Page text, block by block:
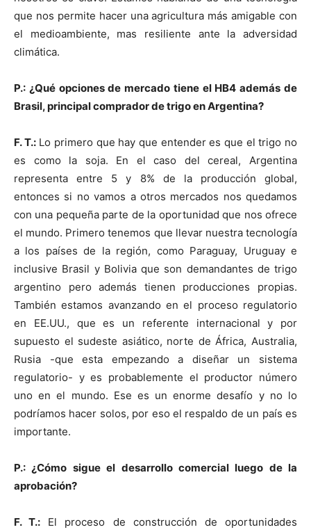
que nos permite hacer una agricultura más amigable con
el medioambiente, mas resiliente ante la adversidad
climática.
P.: ¿Qué opciones de mercado tiene el HB4 además de
Brasil, principal comprador de trigo en Argentina?
F. T.:Lo primero que hay que entender es que el trigo no
es como la soja. En el caso del cereal, Argentina
representa entre 5 y 8% de la producción global,
entonces si no vamos a otros mercados nos quedamos
con una pequeña parte de la oportunidad que nos ofrece
el mundo. Primero tenemos que llevar nuestra tecnología
a los países de la región, como Paraguay, Uruguay e
inclusive Brasil y Bolivia que son demandantes de trigo
argentino pero además tienen producciones propias.
También estamos avanzando en el proceso regulatorio
en EE.UU., que es un referente internacional y por
supuesto el sudeste asiático, norte de África, Australia,
Rusia -que esta empezando a diseñar un sistema
regulatorio- y es probablemente el productor número
uno en el mundo. Ese es un enorme desafío y no lo
podríamos hacer solos, por eso el respaldo de un país es
importante.
P.: ¿Cómo sigue el desarrollo comercial luego de la
aprobación?
F. T.: El proceso de construcción de oportunidades